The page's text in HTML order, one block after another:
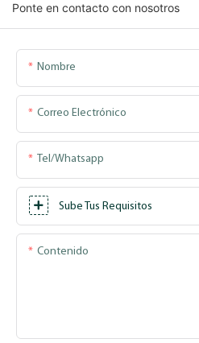
Ponte en contacto con nosotros
Nombre
Correo Electrónico
Tel/whatsapp
Sube Tus Requisitos
Contenido